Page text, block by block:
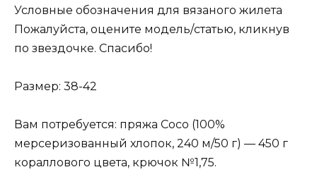
Условные обозначения для вязаного жилета
Пожалуйста, оцените модель/статью, кликнув
по звездочке. Спасибо!
Размер: 38-42
Вам потребуется: пряжа Сосо (100%
мерсеризованный хлопок, 240 м/50 г) — 450 г
кораллового цвета, крючок №1,75.